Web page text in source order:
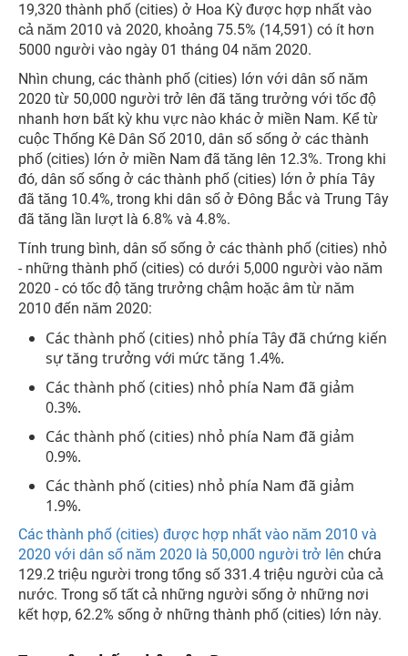
19,320 thành phố (cities) ở Hoa Kỳ được hợp nhất vào
cả năm 2010 và 2020, khoảng 75.5% (14,591) có ít hơn
5000 người vào ngày 01 tháng 04 năm 2020.
Nhìn chung, các thành phố (cities) lớn với dân số năm
2020 từ 50,000 người trở lên đã tăng trưởng với tốc độ
nhanh hơn bất kỳ khu vực nào khác ở miền Nam. Kể từ
cuộc Thống Kê Dân Số 2010, dân số sống ở các thành
phố (cities) lớn ở miền Nam đã tăng lên 12.3%. Trong khi
đó, dân số sống ở các thành phố (cities) lớn ở phía Tây
đã tăng 10.4%, trong khi dân số ở Đông Bắc và Trung Tây
đã tăng lần lượt là 6.8% và 4.8%.
Tính trung bình, dân số sống ở các thành phố (cities) nhỏ
- những thành phố (cities) có dưới 5,000 người vào năm
2020 - có tốc độ tăng trưởng chậm hoặc âm từ năm
2010 đến năm 2020:
Các thành phố (cities) nhỏ phía Tây đã chứng kiến
sự tăng trưởng với mức tăng 1.4%.
Các thành phố (cities) nhỏ phía Nam đã giảm
0.3%.
Các thành phố (cities) nhỏ phía Nam đã giảm
0.9%.
Các thành phố (cities) nhỏ phía Nam đã giảm
1.9%.
Các thành phố (cities) được hợp nhất vào năm 2010 và
2020 với dân số năm 2020 là 50,000 người trở lên chứa
129.2 triệu người trong tổng số 331.4 triệu người của cả
nước. Trong số tất cả những người sống ở những nơi
kết hợp, 62.2% sống ở những thành phố (cities) lớn này.